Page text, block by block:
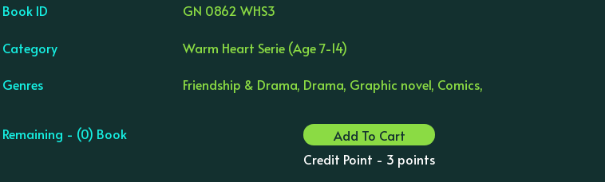
Book ID GN 0862 WHS3
Category Warm Heart Serie (Age 7-14)
Genres Friendship & Drama, Drama, Graphic novel, Comics,
Remaining - (0) Book
Add To Cart
Credit Point - 3 points